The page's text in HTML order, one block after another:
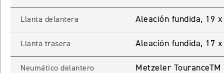
Precio desde $26.590.000
Llanta delantera Aleación fundida, 19
Llanta trasera Aleación fundida, 17
Neumático delantero Metzeler